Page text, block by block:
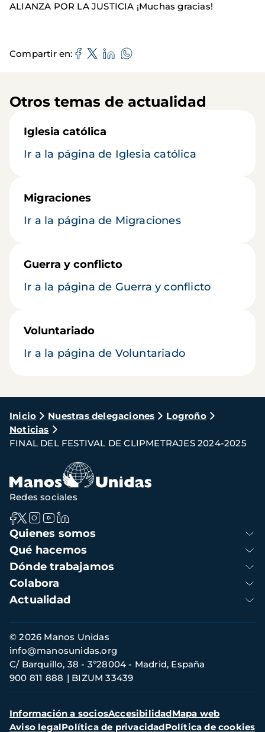
ALIANZA POR LA JUSTICIA ¡Muchas gracias!
Compartir en
Otros temas de actualidad
Iglesia católica
Ir a la página de Iglesia católica
Migraciones
Ir a la página de Migraciones
Guerra y conflicto
Ir a la página de Guerra y conflicto
Voluntariado
Ir a la página de Voluntariado
Ruta
de
navegación
Inicio Nuestras delegaciones
Logroño
Noticias
FINAL DEL FESTIVAL DE CLIPMETRAJES 2024-2025
Navegación
principal
Quienes somos
Qué hacemos
Dónde trabajamos
Colabora
Actualidad
Redes sociales
Información
de
contacto
© 2026 Manos Unidas
C/ Barquillo, 38 - 3º28004 - Madrid, España
900 811 888
BIZUM 33439
info@manosunidas.org
Menú
secundario
Información a sociosAccesibilidadMapa web
Aviso legalPolítica de privacidadPolítica de cookies